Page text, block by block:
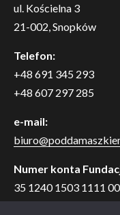
ul. Kościelna 3
21-002, Snopków
Telefon:
+48 691 345 293
+48 607 297 285
e-mail:
Numer konta
35 1240 1503 1111
Bank Pekao S.A. o. w